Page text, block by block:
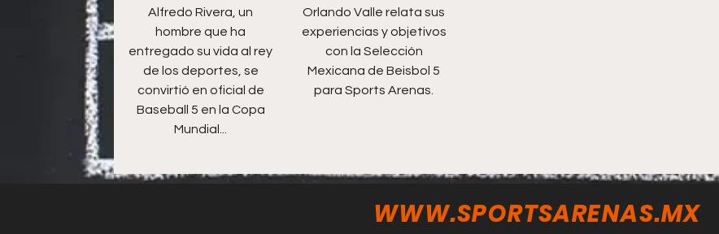
Alfredo Rivera, un
hombre que ha
entregado su vida al rey
de los deportes, se
convirtió en oficial de
Baseball 5 en la Copa
Mundial...
Orlando Valle relata sus
experiencias y objetivos
con la Selección
Mexicana de Beisbol 5
para Sports Arenas.
WWW.SPORTSARENAS.MX